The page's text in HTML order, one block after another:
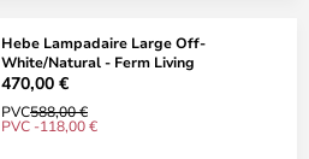
Hebe Lampadaire Large Off-
White/Natural - Ferm Living
470,00 €
PVC588,00 €
PVC -118,00 €